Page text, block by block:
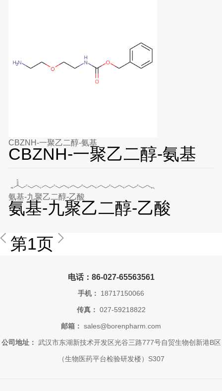
CBZNH-一聚乙二醇-氨基
CBZNH-一聚乙二醇-氨基
氨基-九聚乙二醇-乙酸
氨基-九聚乙二醇-乙酸
第1页
电话：86-027-65563561
手机： 18717150066
传真： 027-59218822
邮箱： sales@borenpharm.com
公司地址： 武汉市东湖新技术开发区光谷三路777号自贸生物创新港B区
（生物医药平台检验研发楼）S307